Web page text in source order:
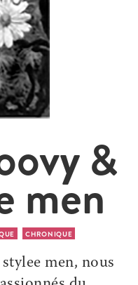
&
men
CHRONIQUE
men, nous